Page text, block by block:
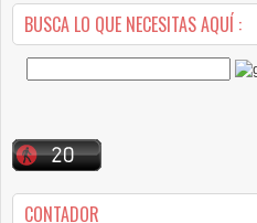
BUSCA LO QUE NECESITAS AQUÍ :
CONTADOR